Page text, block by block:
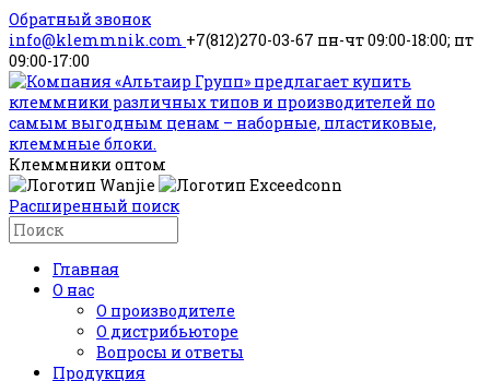
Обратный звонок
info@klemmnik.com +7(812)270-03-67 пн-чт 09:00-18:00; пт
09:00-17:00
Клеммники оптом
Расширенный поиск
Главная
О нас
О производителе
О дистрибьюторе
Вопросы и ответы
Продукция